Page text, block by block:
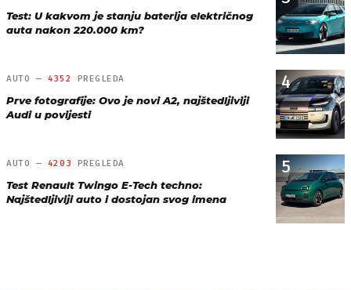
Test: U kakvom je stanju baterija električnog
auta nakon 220.000 km?
4
AUTO — 4352 PREGLEDA
Prve fotografije: Ovo je novi A2, najštedljiviji
Audi u povijesti
5
AUTO — 4203 PREGLEDA
Test Renault Twingo E-Tech techno:
Najštedljiviji auto i dostojan svog imena